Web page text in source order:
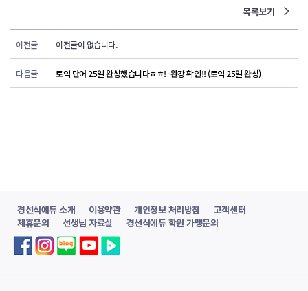
목록보기
이전글 이전글이 없습니다.
다음글 토익 단어 25일 완성했습니다ㅎㅎ! -완강 확인!! (토익 25일 완성)
경선식에듀 소개 이용약관 개인정보 처리방침
고객센터
제휴문의
선생님 자료실 경선식에듀 학원 가맹문의